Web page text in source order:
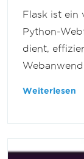
Flask ist ein
Python-
dient,
Weiterlesen